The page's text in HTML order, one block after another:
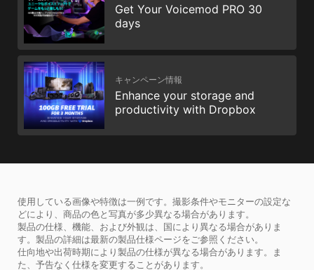
Get Your Voicemod PRO 30
days
キャンペーン情報
Enhance your storage and
productivity with Dropbox
使用している画像や特徴は一例です。撮影条件やモニターの設定な
どにより、商品の色と写真が多少異なる場合があります。
製品の仕様、機能、および外観は、国により異なる場合がありま
す。製品の詳細は最新の製品仕様ページをご参照ください。
仕向地や出荷時期により製品の仕様が異なる場合があります。ま
た、予告なく仕様を変更することがあります。